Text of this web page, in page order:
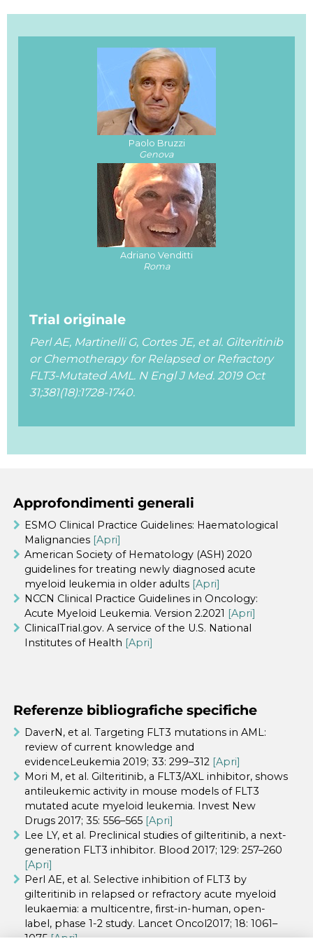
acute FLT3 mutate di nuova diagnosi.
Paolo Bruzzi
Genova
Adriano Venditti
Roma
Trial originale
Perl AE, Martinelli G, Cortes JE, et al. Gilteritinib
or Chemotherapy for Relapsed or Refractory
FLT3-Mutated AML. N Engl J Med. 2019 Oct
31;381(18):1728-1740.
Approfondimenti generali
ESMO Clinical Practice Guidelines: Haematological
Malignancies [Apri]
American Society of Hematology (ASH) 2020
guidelines for treating newly diagnosed acute
myeloid leukemia in older adults [Apri]
NCCN Clinical Practice Guidelines in Oncology:
Acute Myeloid Leukemia. Version 2.2021 [Apri]
ClinicalTrial.gov. A service of the U.S. National
Institutes of Health [Apri]
Referenze bibliografiche specifiche
DaverN, et al. Targeting FLT3 mutations in AML:
review of current knowledge and
evidenceLeukemia 2019; 33: 299–312 [Apri]
Mori M, et al. Gilteritinib, a FLT3/AXL inhibitor, shows
antileukemic activity in mouse models of FLT3
mutated acute myeloid leukemia. Invest New
Drugs 2017; 35: 556–565 [Apri]
Lee LY, et al. Preclinical studies of gilteritinib, a next-
generation FLT3 inhibitor. Blood 2017; 129: 257–260
[Apri]
Perl AE, et al. Selective inhibition of FLT3 by
gilteritinib in relapsed or refractory acute myeloid
leukaemia: a multicentre, first-in-human, open-
label, phase 1-2 study. Lancet Oncol2017; 18: 1061–
1075[Apri]